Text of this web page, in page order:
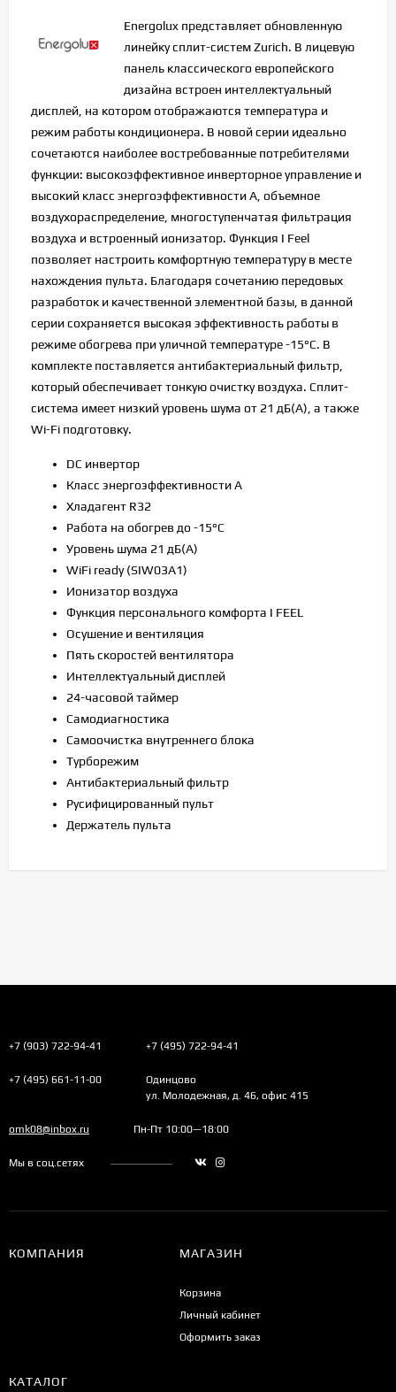
Energolux представляет обновленную
линейку сплит-систем Zurich. В лицевую
панель классического европейского
дизайна встроен интеллектуальный
дисплей, на котором отображаются температура и
режим работы кондиционера. В новой серии идеально
сочетаются наиболее востребованные потребителями
функции: высокоэффективное инверторное управление и
высокий класс энергоэффективности А, объемное
воздухораспределение, многоступенчатая фильтрация
воздуха и встроенный ионизатор. Функция I Feel
позволяет настроить комфортную температуру в месте
нахождения пульта. Благодаря сочетанию передовых
разработок и качественной элементной базы, в данной
серии сохраняется высокая эффективность работы в
режиме обогрева при уличной температуре -15°С. В
комплекте поставляется антибактериальный фильтр,
который обеспечивает тонкую очистку воздуха. Сплит-
система имеет низкий уровень шума от 21 дБ(А), а также
Wi-Fi подготовку.
DC инвертор
Класс энергоэффективности A
Хладагент R32
Работа на обогрев до -15°C
Уровень шума 21 дБ(А)
WiFi ready (SIW03A1)
Ионизатор воздуха
Функция персонального комфорта I FEEL
Осушение и вентиляция
Пять скоростей вентилятора
Интеллектуальный дисплей
24-часовой таймер
Самодиагностика
Самоочистка внутреннего блока
Турборежим
Антибактериальный фильтр
Русифицированный пульт
Держатель пульта
+7 (903) 722-94-41 +7 (495) 722-94-41
+7 (495) 661-11-00
Одинцово
ул. Молодежная, д. 46, офис 415
omk08@inbox.ru Пн-Пт 10:00—18:00
Мы в соц.сетях
КОМПАНИЯ МАГАЗИН
Корзина
Личный кабинет
Оформить заказ
КАТАЛОГ